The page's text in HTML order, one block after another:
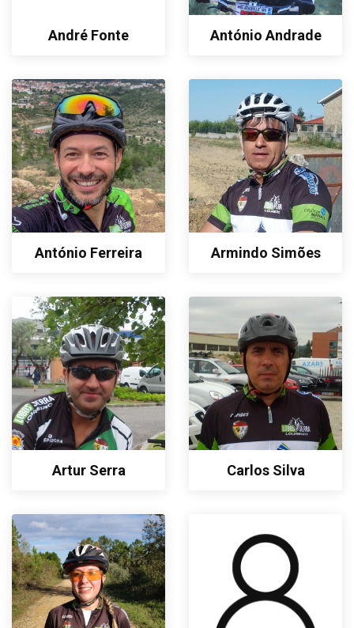
André Fonte António Andrade
António Ferreira Armindo Simões
Artur Serra Carlos Silva